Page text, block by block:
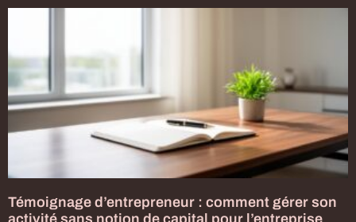
Témoignage d’entrepreneur : comment gérer son
activité sans notion de capital pour l’entreprise